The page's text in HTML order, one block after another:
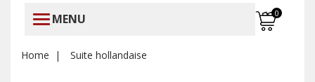
MENU 0
Home Suite hollandaise